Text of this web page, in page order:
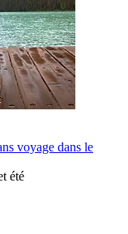
voyage dans le
été